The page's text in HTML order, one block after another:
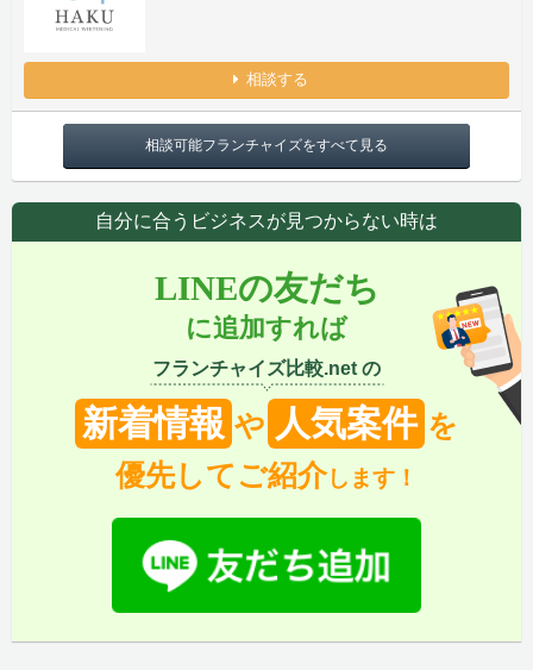
相談する
相談可能フランチャイズをすべて見る
自分に合うビジネスが見つからない時は
LINEの友だち
に追加すれば
フランチャイズ比較.net の
新着情報 や 人気案件 を
優先してご紹介します！